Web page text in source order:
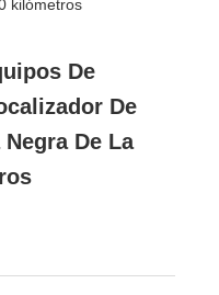
kilómetros
De
De
De La